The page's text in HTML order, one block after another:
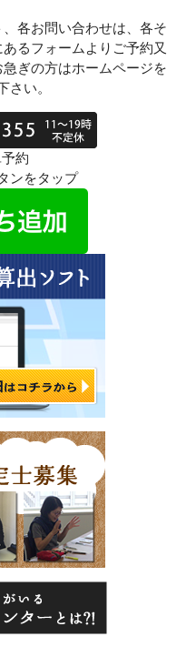
各お問い合わせは、各そ
るフォームよりご予約又
ぎの方はホームページを
さい。
約
ンをタップ